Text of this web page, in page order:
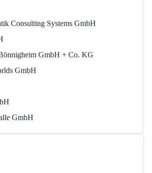
Consulting Systems GmbH
GmbH + Co. KG
GmbH
GmbH